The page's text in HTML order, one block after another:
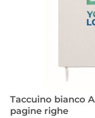
Taccuino bianco
pagine righe